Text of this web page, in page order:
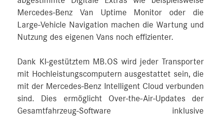
Mercedes‑Benz Van Uptime Monitor oder die
Large-Vehicle Navigation machen die Wartung und
Nutzung des eigenen Vans noch effizienter.
Dank KI-gestütztem MB.OS wird jeder Transporter
mit Hochleistungscomputern ausgestattet sein, die
mit der Mercedes‑Benz Intelligent Cloud verbunden
sind. Dies ermöglicht Over-the-Air-Updates der
Gesamtfahrzeug-Software inklusive